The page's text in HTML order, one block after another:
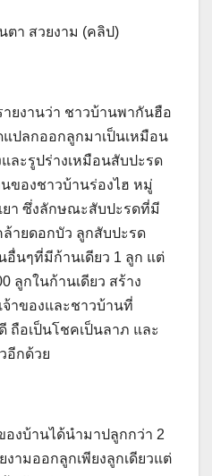
ตา สวยงาม (คลิป)
ายงานว่า ชาวบ้านพากันฮือ
ปลกออกลูกมาเป็นเหมือน
ละรูปร่างเหมือนสับปะรด
ของชาวบ้านร่องไฮ หมู่
ยา ซึ่งลักษณะสับปะรดที่มี
ายดอกบัว ลูกสับปะรด
นๆที่มีก้านเดียว 1 ลูก แต่
ลูกในก้านเดียว สร้าง
าของและชาวบ้านที่
ถือเป็นโชคเป็นลาภ และ
อีกด้วย
งบ้านได้นำมาปลูกกว่า 2
ามออกลูกเพียงลูกเดียวแต่